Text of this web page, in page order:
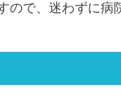
で、迷わずに病